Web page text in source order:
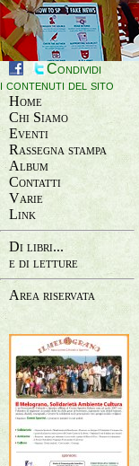
Condividi
i contenuti del sito
Home
Chi Siamo
Eventi
Rassegna stampa
Album
Contatti
Varie
Link
Di libri...
e di letture
Area riservata